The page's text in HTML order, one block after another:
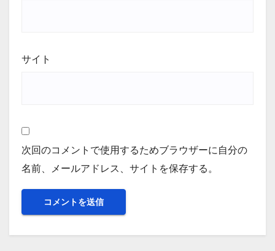
サイト
次回のコメントで使用するためブラウザーに自分の
名前、メールアドレス、サイトを保存する。